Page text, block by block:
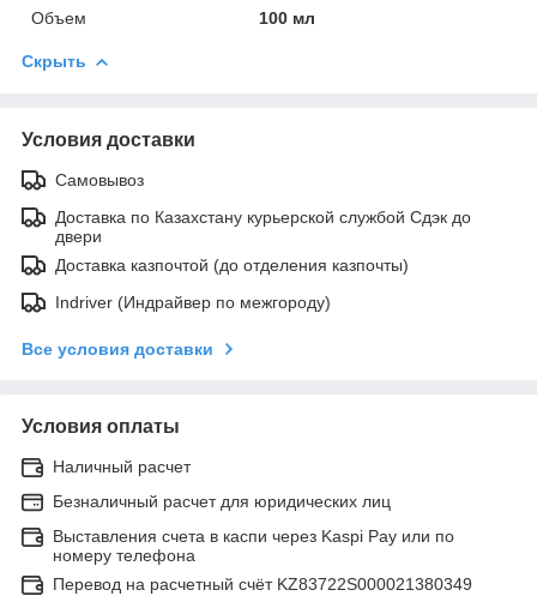
Объем
100 мл
Скрыть
Условия доставки
Самовывоз
Доставка по Казахстану курьерской службой Сдэк до
двери
Доставка казпочтой (до отделения казпочты)
Indriver (Индрайвер по межгороду)
Все условия доставки
Условия оплаты
Наличный расчет
Безналичный расчет для юридических лиц
Выставления счета в каспи через Kaspi Pay или по
номеру телефона
Перевод на расчетный счёт KZ83722S000021380349